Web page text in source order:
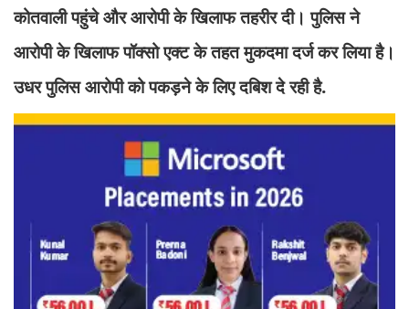
कोतवाली पहुंचे और आरोपी के खिलाफ तहरीर दी। पुलिस ने
आरोपी के खिलाफ पॉक्सो एक्ट के तहत मुकदमा दर्ज कर लिया है।
उधर पुलिस आरोपी को पकड़ने के लिए दबिश दे रही है.